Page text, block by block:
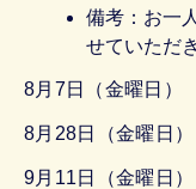
備考：お一
せていただ
8月7日（金曜日）
8月28日（金曜日）
9月11日（金曜日）